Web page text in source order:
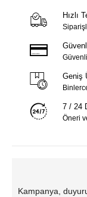
Hızlı
Geniş
7 / 24
Öneri
Kampanya,